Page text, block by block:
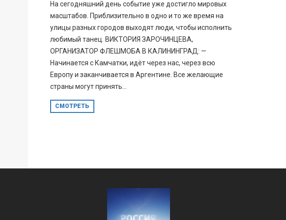
На сегодняшний день событие уже достигло мировых
масштабов. Приблизительно в одно и то же время на
улицы разных городов выходят люди, чтобы исполнить
любимый танец. ВИКТОРИЯ ЗАРОЧИНЦЕВА,
ОРГАНИЗАТОР ФЛЕШМОБА В КАЛИНИНГРАД: —
Начинается с Камчатки, идёт через нас, через всю
Европу и заканчивается в Аргентине. Все желающие
страны могут принять...
СМОТРЕТЬ